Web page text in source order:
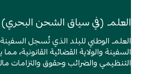
العلم (في سياق الشحن البحري)
العلم الوطني للبلد الذي تُسجل السفينة
السفينة والولاية القضائية القانونية، مما
التنظيمي والضرائب وحقوق والتزامات